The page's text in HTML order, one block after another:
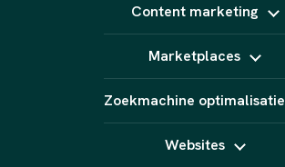
Content strategie
Influencer marketing
LinkedIn Ads
TikTok Ads
Snapchat Ads
Pinterest Ads
Content marketing
Video (short form)
Fotografie
Animatie
AI content
E-Mail marketing
Marketplaces
Kaufland
Amazon
Marktplaats
Zoekmachine optimalisatie
GEO
Websites